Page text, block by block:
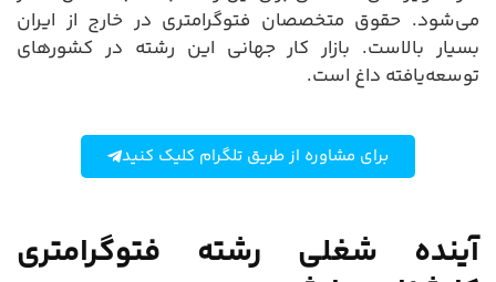
می‌شود. حقوق متخصصان فتوگرامتری در خارج از ایران
بسیار بالاست. بازار کار جهانی این رشته در کشورهای
توسعه‌یافته داغ است.
برای مشاوره از طریق تلگرام کلیک کنید
آینده شغلی رشته فتوگرامتری